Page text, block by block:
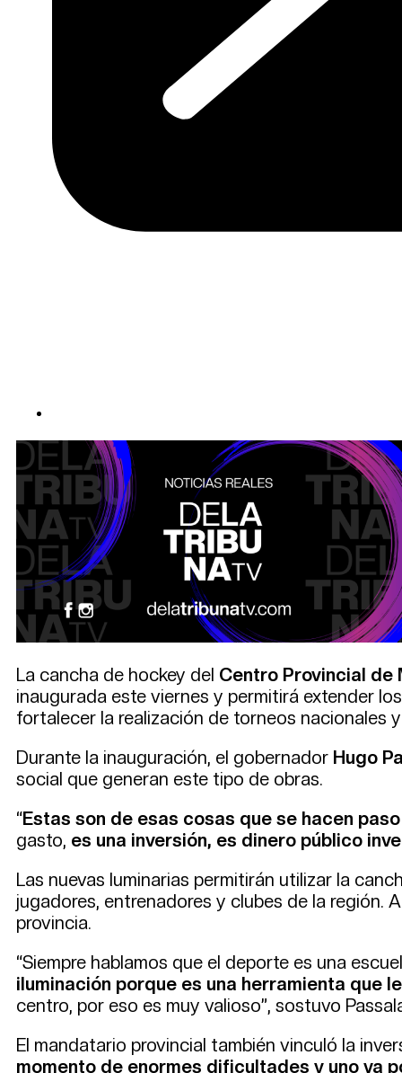
La cancha de hockey del Centro Provincial de
inaugurada este viernes y permitirá extender
fortalecer la realización de torneos nacionales
Durante la inauguración, el gobernador Hugo
social que generan este tipo de obras.
“Estas son de esas cosas que se hacen
gasto, es una inversión, es dinero público
Las nuevas luminarias permitirán utilizar la
jugadores, entrenadores y clubes de la región.
provincia.
“Siempre hablamos que el deporte es una
iluminación porque es una herramienta que
centro, por eso es muy valioso”, sostuvo
El mandatario provincial también vinculó la
momento de enormes dificultades y uno va